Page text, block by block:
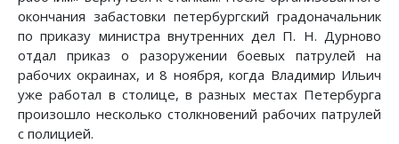
окончания забастовки петербургский градоначальник
по приказу министра внутренних дел П. Н. Дурново
отдал приказ о разоружении боевых патрулей на
рабочих окраинах, и 8 ноября, когда Владимир Ильич
уже работал в столице, в разных местах Петербурга
произошло несколько столкновений рабочих патрулей
с полицией.